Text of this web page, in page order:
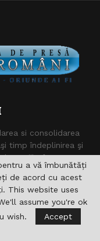
si consolidarea
timp îndeplinirea şi
formare,
realizarea
nu vizeaza in
economic.
a vă îmbunătăți
de acord cu acest
This website uses
assume you're ok
wish.
Accept